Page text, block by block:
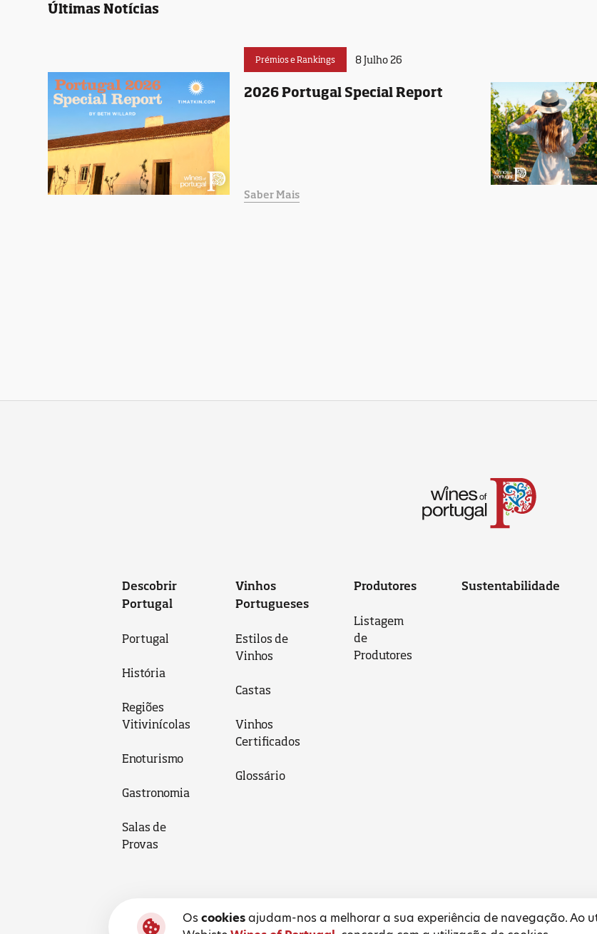
Últimas Notícias
Prémios e Rankings 8 Julho 26
2026 Portugal Special Report
Saber Mais
Os cookiesajudam-nos a melhorar a sua experiência de navegação. Ao
Descobrir
Portugal
Portugal
História
Regiões
Vitivinícolas
Enoturismo
Gastronomia
Salas de
Provas
Vinhos
Portugueses
Estilos de
Vinhos
Castas
Vinhos
Certificados
Glossário
Produtores
Listagem
de
Produtores
Sustentabilidade